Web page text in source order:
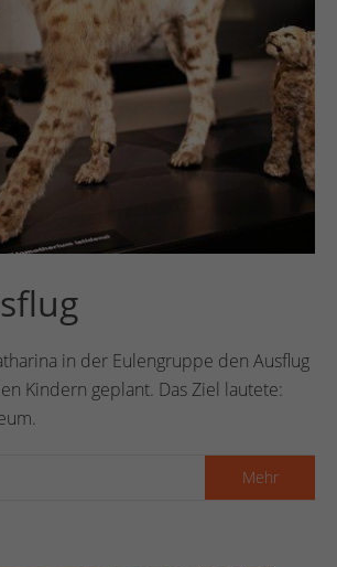
in der Eulengruppe den Ausflug
Kindern geplant. Das Ziel lautete:
Mehr